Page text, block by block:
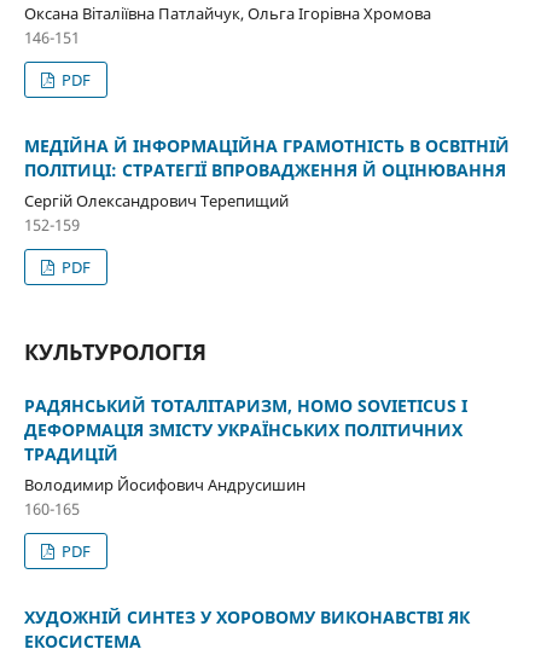
Оксана Віталіївна Патлайчук, Ольга Ігорівна Хромова
146-151
PDF
МЕДІЙНА Й ІНФОРМАЦІЙНА ГРАМОТНІСТЬ В ОСВІТНІЙ
ПОЛІТИЦІ: СТРАТЕГІЇ ВПРОВАДЖЕННЯ Й ОЦІНЮВАННЯ
Сергій Олександрович Терепищий
152-159
PDF
КУЛЬТУРОЛОГІЯ
РАДЯНСЬКИЙ ТОТАЛІТАРИЗМ, HOMO SOVIETICUS І
ДЕФОРМАЦІЯ ЗМІСТУ УКРАЇНСЬКИХ ПОЛІТИЧНИХ
ТРАДИЦІЙ
Володимир Йосифович Андрусишин
160-165
PDF
ХУДОЖНІЙ СИНТЕЗ У ХОРОВОМУ ВИКОНАВСТВІ ЯК
ЕКОСИСТЕМА